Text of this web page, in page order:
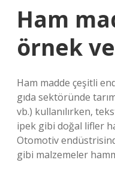
Ham
örnek
Ham madde çeşitli
gıda sektöründe
vb.) kullanılırken,
ipek gibi doğal lifler
Otomotiv
gibi malzemeler